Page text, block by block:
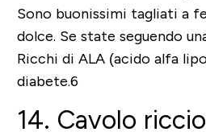
Sono buonissimi tagliati a
dolce. Se state seguendo
Ricchi di ALA (acido alfa
diabete.6
14. Cavolo riccio